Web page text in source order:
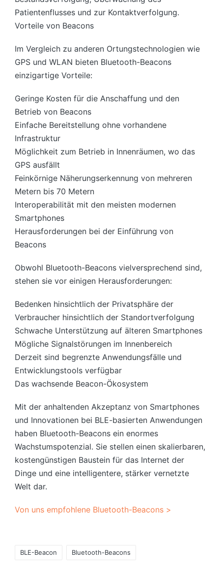
Patientenflusses und zur Kontaktverfolgung.
Vorteile von Beacons
Im Vergleich zu anderen Ortungstechnologien wie
GPS und WLAN bieten Bluetooth-Beacons
einzigartige Vorteile:
Geringe Kosten für die Anschaffung und den
Betrieb von Beacons
Einfache Bereitstellung ohne vorhandene
Infrastruktur
Möglichkeit zum Betrieb in Innenräumen, wo das
GPS ausfällt
Feinkörnige Näherungserkennung von mehreren
Metern bis 70 Metern
Interoperabilität mit den meisten modernen
Smartphones
Herausforderungen bei der Einführung von
Beacons
Obwohl Bluetooth-Beacons vielversprechend sind,
stehen sie vor einigen Herausforderungen:
Bedenken hinsichtlich der Privatsphäre der
Verbraucher hinsichtlich der Standortverfolgung
Schwache Unterstützung auf älteren Smartphones
Mögliche Signalstörungen im Innenbereich
Derzeit sind begrenzte Anwendungsfälle und
Entwicklungstools verfügbar
Das wachsende Beacon-Ökosystem
Mit der anhaltenden Akzeptanz von Smartphones
und Innovationen bei BLE-basierten Anwendungen
haben Bluetooth-Beacons ein enormes
Wachstumspotenzial. Sie stellen einen skalierbaren,
kostengünstigen Baustein für das Internet der
Dinge und eine intelligentere, stärker vernetzte
Welt dar.
Von uns empfohlene Bluetooth-Beacons >
BLE-Beacon Bluetooth-Beacons